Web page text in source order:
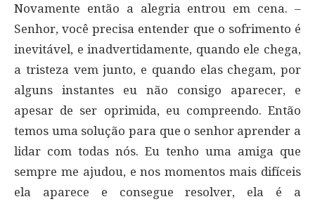
Novamente então a alegria entrou em cena. –
Senhor, você precisa entender que o sofrimento é
inevitável, e inadvertidamente, quando ele chega,
a tristeza vem junto, e quando elas chegam, por
alguns instantes eu não consigo aparecer, e
apesar de ser oprimida, eu compreendo. Então
temos uma solução para que o senhor aprender a
lidar com todas nós. Eu tenho uma amiga que
sempre me ajudou, e nos momentos mais difíceis
ela aparece e consegue resolver, ela é a